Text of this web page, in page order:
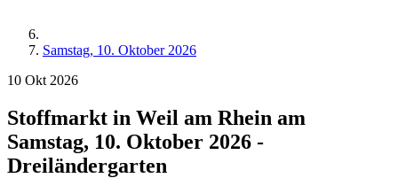
Samstag, 10. Oktober 2026
10 Okt 2026
Stoffmarkt in Weil am Rhein am
Samstag, 10. Oktober 2026 -
Dreiländergarten